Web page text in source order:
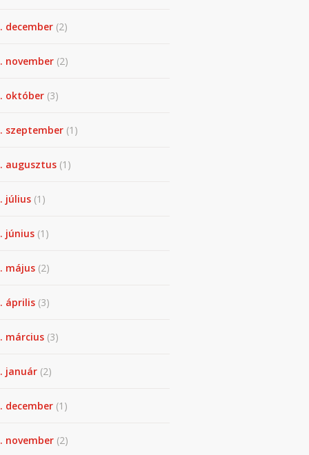
december (2)
november (2)
október (3)
szeptember (1)
augusztus (1)
július (1)
június (1)
május (2)
április (3)
március (3)
január (2)
december (1)
november (2)